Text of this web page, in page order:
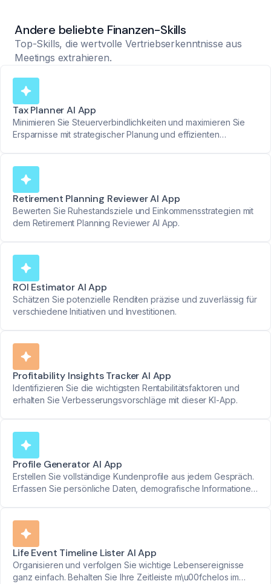
Andere beliebte Finanzen-Skills
Top-Skills, die wertvolle Vertriebserkenntnisse aus
Meetings extrahieren.
Tax Planner AI App
Minimieren Sie Steuerverbindlichkeiten und maximieren Sie
Ersparnisse mit strategischer Planung und effizienten
Retirement Planning Reviewer AI App
Bewerten Sie Ruhestandsziele und Einkommensstrategien mit
dem Retirement Planning Reviewer AI App.
ROI Estimator AI App
Schätzen Sie potenzielle Renditen präzise und zuverlässig für
verschiedene Initiativen und Investitionen.
Profitability Insights Tracker AI App
Identifizieren Sie die wichtigsten Rentabilitätsfaktoren und
erhalten Sie Verbesserungsvorschläge mit dieser KI-App.
Profile Generator AI App
Erstellen Sie vollständige Kundenprofile aus jedem Gespräch.
Erfassen Sie persönliche Daten, demografische Informationen
Life Event Timeline Lister AI App
Organisieren und verfolgen Sie wichtige Lebensereignisse
ganz einfach. Behalten Sie Ihre Zeitleiste m\u00fchelos im